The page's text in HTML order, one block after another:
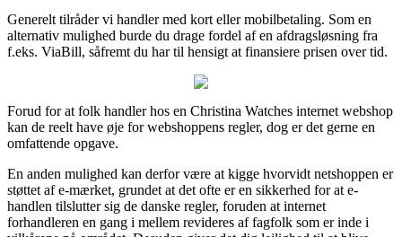
Generelt tilråder vi handler med kort eller mobilbetaling. Som en
alternativ mulighed burde du drage fordel af en afdragsløsning fra
f.eks. ViaBill, såfremt du har til hensigt at finansiere prisen over tid.
Forud for at folk handler hos en Christina Watches internet webshop
kan de reelt have øje for webshoppens regler, dog er det gerne en
omfattende opgave.
En anden mulighed kan derfor være at kigge hvorvidt netshoppen er
støttet af e-mærket, grundet at det ofte er en sikkerhed for at e-
handlen tilslutter sig de danske regler, foruden at internet
forhandleren en gang i mellem revideres af fagfolk som er inde i